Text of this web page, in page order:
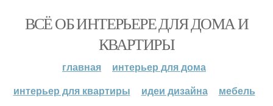
ВСЁ ОБ ИНТЕРЬЕРЕ ДЛЯ ДОМА И
КВАРТИРЫ
главная
интерьер для дома
интерьер для квартиры
идеи дизайна мебель